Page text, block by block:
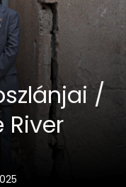
/
River